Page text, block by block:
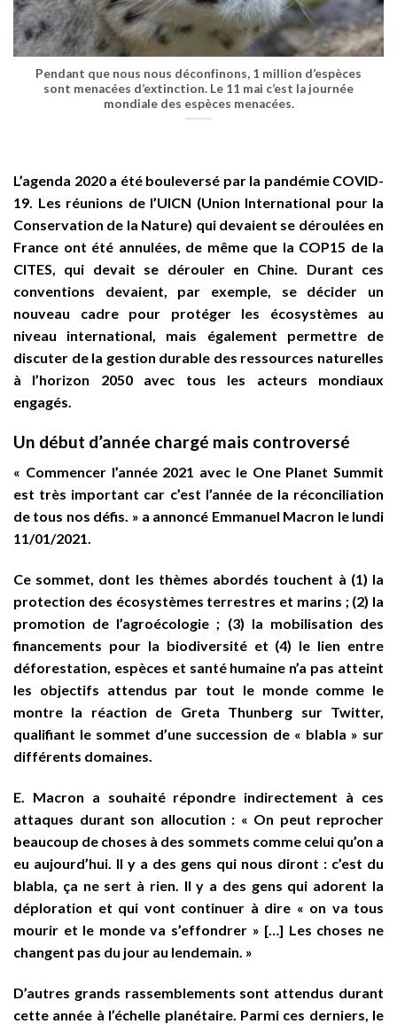
Pendant que nous nous déconfinons, 1 million d’espèces
sont menacées d’extinction. Le 11 mai c’est la journée
mondiale des espèces menacées.
L’agenda 2020 a été bouleversé par la pandémie COVID-
19. Les réunions de l’UICN (Union International pour la
Conservation de la Nature) qui devaient se déroulées en
France ont été annulées, de même que la COP15 de la
CITES, qui devait se dérouler en Chine. Durant ces
conventions devaient, par exemple, se décider un
nouveau cadre pour protéger les écosystèmes au
niveau international, mais également permettre de
discuter de la gestion durable des ressources naturelles
à l’horizon 2050 avec tous les acteurs mondiaux
engagés.
Un début d’année chargé mais controversé
« Commencer l’année 2021 avec le One Planet Summit
est très important car c’est l’année de la réconciliation
de tous nos défis. » a annoncé Emmanuel Macron le lundi
11/01/2021.
Ce sommet, dont les thèmes abordés touchent à (1) la
protection des écosystèmes terrestres et marins ; (2) la
promotion de l’agroécologie ; (3) la mobilisation des
financements pour la biodiversité et (4) le lien entre
déforestation, espèces et santé humaine n’a pas atteint
les objectifs attendus par tout le monde comme le
montre la réaction de Greta Thunberg sur Twitter,
qualifiant le sommet d’une succession de « blabla » sur
différents domaines.
E. Macron a souhaité répondre indirectement à ces
attaques durant son allocution : « On peut reprocher
beaucoup de choses à des sommets comme celui qu’on a
eu aujourd’hui. Il y a des gens qui nous diront : c’est du
blabla, ça ne sert à rien. Il y a des gens qui adorent la
déploration et qui vont continuer à dire « on va tous
mourir et le monde va s’effondrer » […] Les choses ne
changent pas du jour au lendemain. »
D’autres grands rassemblements sont attendus durant
cette année à l’échelle planétaire. Parmi ces derniers, le